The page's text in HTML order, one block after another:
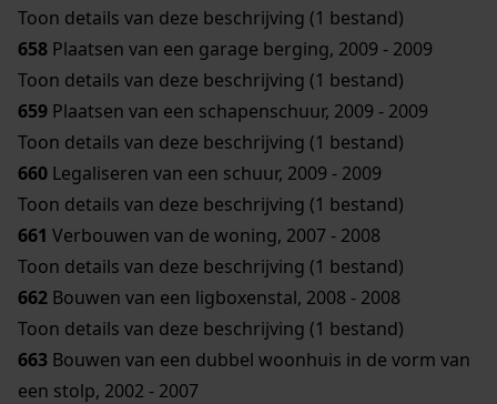
Toon details van deze beschrijving (1 bestand)
658 Plaatsen van een garage berging, 2009 - 2009
Toon details van deze beschrijving (1 bestand)
659 Plaatsen van een schapenschuur, 2009 - 2009
Toon details van deze beschrijving (1 bestand)
660 Legaliseren van een schuur, 2009 - 2009
Toon details van deze beschrijving (1 bestand)
661 Verbouwen van de woning, 2007 - 2008
Toon details van deze beschrijving (1 bestand)
662 Bouwen van een ligboxenstal, 2008 - 2008
Toon details van deze beschrijving (1 bestand)
663 Bouwen van een dubbel woonhuis in de vorm van
een stolp, 2002 - 2007